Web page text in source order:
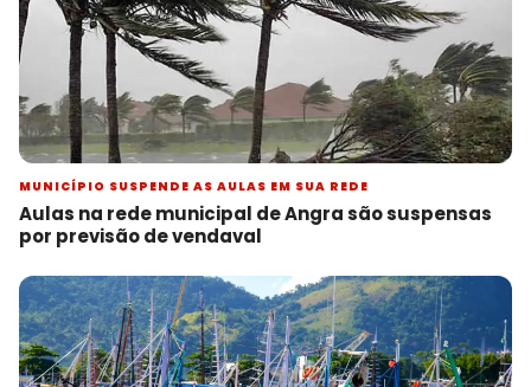
MUNICÍPIO SUSPENDE AS AULAS EM SUA REDE
Aulas na rede municipal de Angra são suspensas
por previsão de vendaval